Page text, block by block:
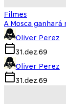
Filmes
A Mosca ganhará
Oliver Perez
31.dez.69
Oliver Perez
31.dez.69